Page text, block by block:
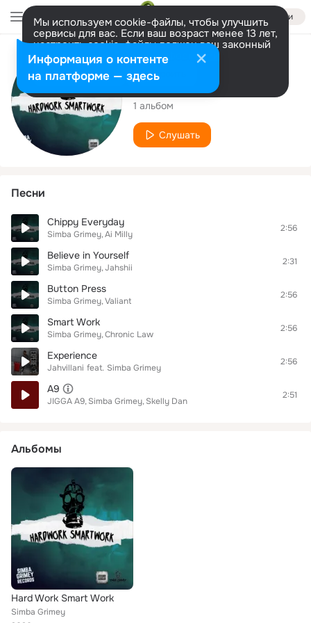
Войти
Мы используем cookie-файлы, чтобы улучшить
сервисы для вас. Если ваш возраст менее 13 лет,
настроить cookie-файлы должен ваш законный
представитель. Больше информации
Разрешить все Настроить
Исполнитель
Simba Grimey
1 альбом
Слушать
Песни
Chippy Everyday
Simba Grimey Ai Milly
2:56
Believe in Yourself
Simba Grimey Jahshii
2:31
Button Press
Simba Grimey Valiant
2:56
Smart Work
Simba Grimey Chronic Law
2:56
Experience
Jahvillani feat. Simba Grimey
2:56
A9
JIGGA A9 Simba Grimey Skelly Dan
2:51
Альбомы
Hard Work Smart Work
Simba Grimey
Информация о контенте
на платформе — здесь